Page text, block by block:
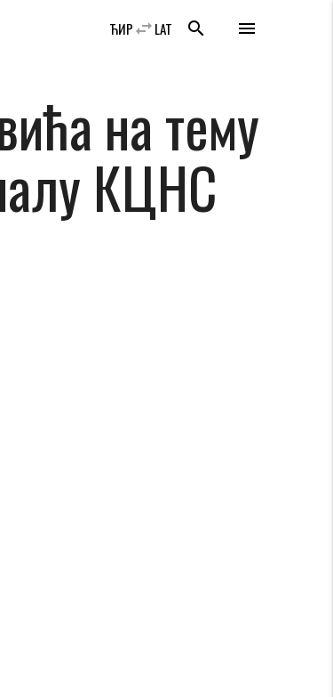
menu
search
LAT
swap_horiz
ЋИР
на тему
КЦНС